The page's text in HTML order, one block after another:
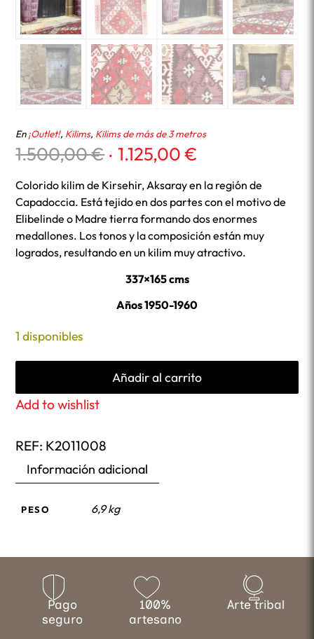
En¡Outlet!, Kilims, Kilims de más de 3 metros
1.500,00€El
precio
original
era:
1.500,00 €.
1.125,00€
actual
es:
1.125,00 €.
Colorido kilim de Kirsehir, Aksaray en la región de
Capadoccia. Está tejido en dos partes con el motivo de
Elibelinde o Madre tierra formando dos enormes
medallones. Los tonos y la composición están muy
logrados, resultando en un kilim muy atractivo.
337×165 cms
Años 1950-1960
1 disponibles
Añadir al carrito
Add to wishlist
REF: K2011008
Información adicional
PESO 6,9 kg
Pago
seguro
100%
artesano
Arte tribal